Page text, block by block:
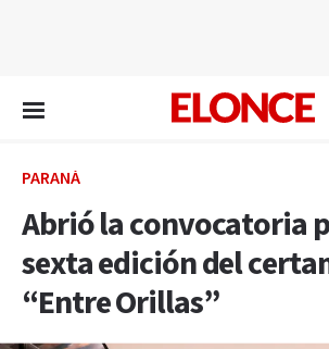
PARANÁ
Abrió la convocatoria
sexta edición del
“Entre Orillas”